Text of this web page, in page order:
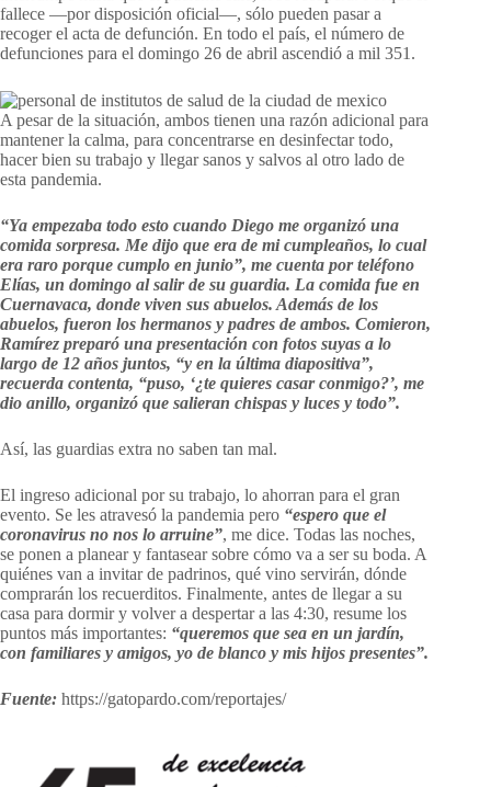
fallece —por disposición oficial—, sólo pueden pasar a
recoger el acta de defunción. En todo el país, el número de
defunciones para el domingo 26 de abril ascendió a mil 351.
A pesar de la situación, ambos tienen una razón adicional para
mantener la calma, para concentrarse en desinfectar todo,
hacer bien su trabajo y llegar sanos y salvos al otro lado de
esta pandemia.
“Ya empezaba todo esto cuando Diego me organizó una
comida sorpresa. Me dijo que era de mi cumpleaños, lo cual
era raro porque cumplo en junio”, me cuenta por teléfono
Elías, un domingo al salir de su guardia. La comida fue en
Cuernavaca, donde viven sus abuelos. Además de los
abuelos, fueron los hermanos y padres de ambos. Comieron,
Ramírez preparó una presentación con fotos suyas a lo
largo de 12 años juntos, “y en la última diapositiva”,
recuerda contenta, “puso, ‘¿te quieres casar conmigo?’, me
dio anillo, organizó que salieran chispas y luces y todo”.
Así, las guardias extra no saben tan mal.
El ingreso adicional por su trabajo, lo ahorran para el gran
evento. Se les atravesó la pandemia pero “espero que el
coronavirus no nos lo arruine”, me dice. Todas las noches,
se ponen a planear y fantasear sobre cómo va a ser su boda. A
quiénes van a invitar de padrinos, qué vino servirán, dónde
comprarán los recuerditos. Finalmente, antes de llegar a su
casa para dormir y volver a despertar a las 4:30, resume los
puntos más importantes: “queremos que sea en un jardín,
con familiares y amigos, yo de blanco y mis hijos presentes”.
Fuente: https://gatopardo.com/reportajes/